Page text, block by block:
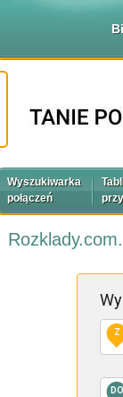
Wyszukiwarka
połączeń
Z
DO